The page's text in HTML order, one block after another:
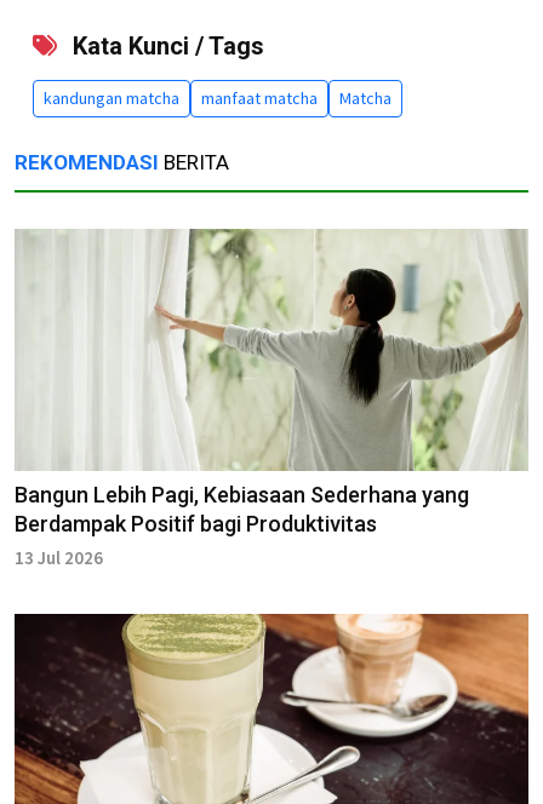
Kata Kunci / Tags
kandungan matcha manfaat matcha Matcha
REKOMENDASI BERITA
Bangun Lebih Pagi, Kebiasaan Sederhana yang
Berdampak Positif bagi Produktivitas
13 Jul 2026